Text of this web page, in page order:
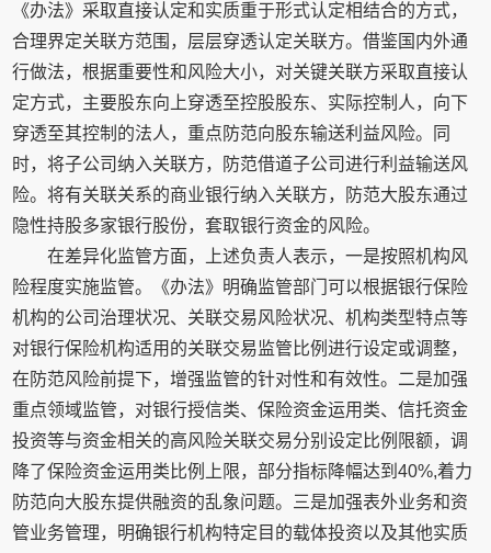
《办法》采取直接认定和实质重于形式认定相结合的方式，
合理界定关联方范围，层层穿透认定关联方。借鉴国内外通
行做法，根据重要性和风险大小，对关键关联方采取直接认
定方式，主要股东向上穿透至控股股东、实际控制人，向下
穿透至其控制的法人，重点防范向股东输送利益风险。同
时，将子公司纳入关联方，防范借道子公司进行利益输送风
险。将有关联关系的商业银行纳入关联方，防范大股东通过
隐性持股多家银行股份，套取银行资金的风险。
在差异化监管方面，上述负责人表示，一是按照机构风
险程度实施监管。《办法》明确监管部门可以根据银行保险
机构的公司治理状况、关联交易风险状况、机构类型特点等
对银行保险机构适用的关联交易监管比例进行设定或调整，
在防范风险前提下，增强监管的针对性和有效性。二是加强
重点领域监管，对银行授信类、保险资金运用类、信托资金
投资等与资金相关的高风险关联交易分别设定比例限额，调
降了保险资金运用类比例上限，部分指标降幅达到40%,着力
防范向大股东提供融资的乱象问题。三是加强表外业务和资
管业务管理，明确银行机构特定目的载体投资以及其他实质